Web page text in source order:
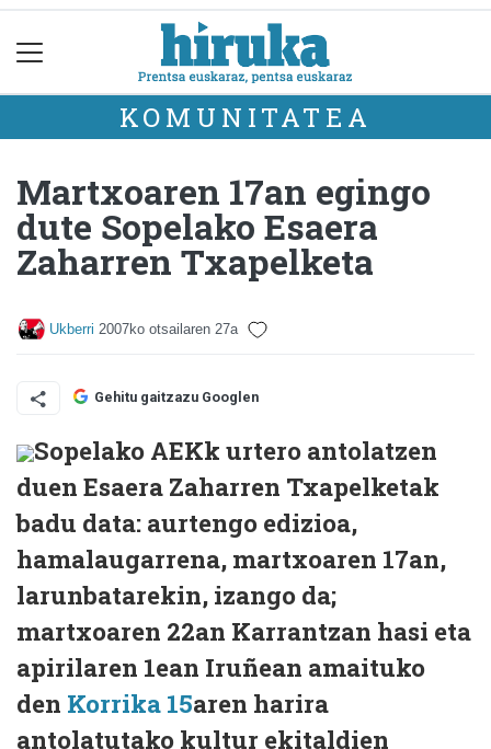
KOMUNITATEA
Martxoaren 17an egingo
dute Sopelako Esaera
Zaharren Txapelketa
Ukberri 2007ko otsailaren 27a
Gehitu gaitzazu Googlen
Sopelako AEKk urtero antolatzen
duen Esaera Zaharren Txapelketak
badu data: aurtengo edizioa,
hamalaugarrena, martxoaren 17an,
larunbatarekin, izango da;
martxoaren 22an Karrantzan hasi eta
apirilaren 1ean Iruñean amaituko
den Korrika 15aren harira
antolatutako kultur ekitaldien